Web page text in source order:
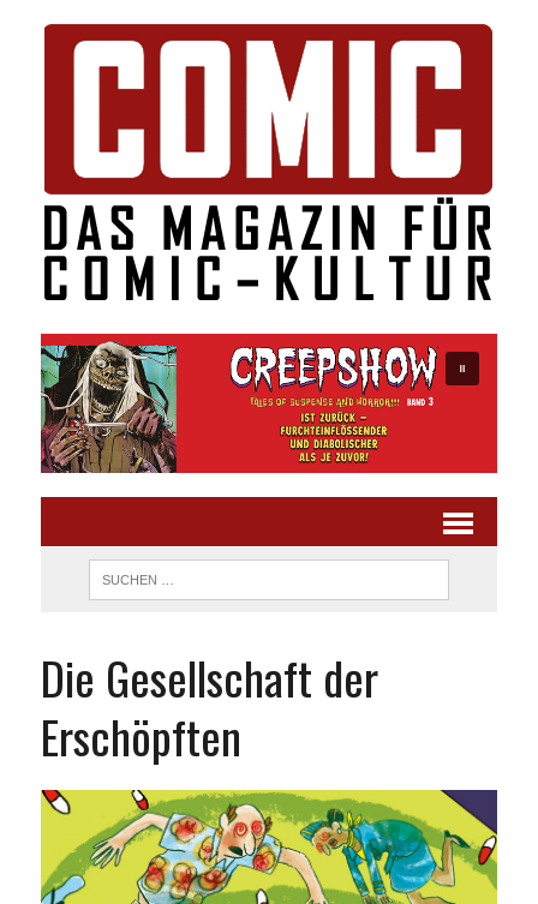
Die Gesellschaft der
Erschöpften